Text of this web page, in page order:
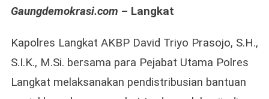
Langkat
Bansos
Warga
Terdampak
Gaungdemokrasi.com – Langkat
Kapolres Langkat AKBP David Triyo Prasojo, S.H.,
S.I.K., M.Si. bersama para Pejabat Utama Polres
Langkat melaksanakan pendistribusian bantuan